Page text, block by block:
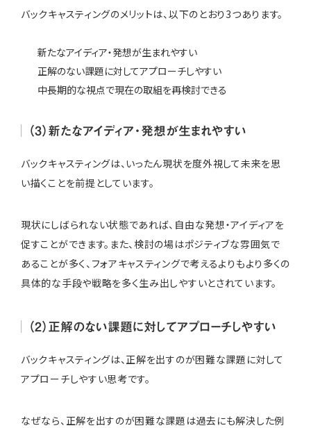
バックキャスティングのメリットは、以下のとおり3つあります。
新たなアイディア・発想が生まれやすい
正解のない課題に対してアプローチしやすい
中長期的な視点で現在の取組を再検討できる
（3）新たなアイディア・発想が生まれやすい
バックキャスティングは、いったん現状を度外視して未来を思
い描くことを前提としています。
現状にしばられない状態であれば、自由な発想・アイディアを
促すことができます。また、検討の場はポジティブな雰囲気で
あることが多く、フォアキャスティングで考えるよりもより多くの
具体的な手段や戦略を多く生み出しやすいとされています。
（2）正解のない課題に対してアプローチしやすい
バックキャスティングは、正解を出すのが困難な課題に対して
アプローチしやすい思考です。
なぜなら、正解を出すのが困難な課題は過去にも解決した例